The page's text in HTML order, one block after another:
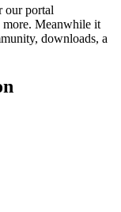
our portal
more. Meanwhile it
downloads, a